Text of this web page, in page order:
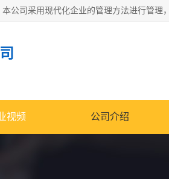
视频 公司介绍